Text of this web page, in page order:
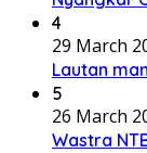
4
29 March
Lautan
5
26 March
Wastra